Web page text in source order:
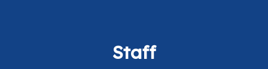
Staff